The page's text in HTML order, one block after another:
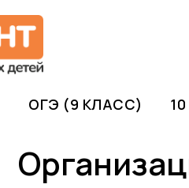
ОГЭ (9 КЛАСС)